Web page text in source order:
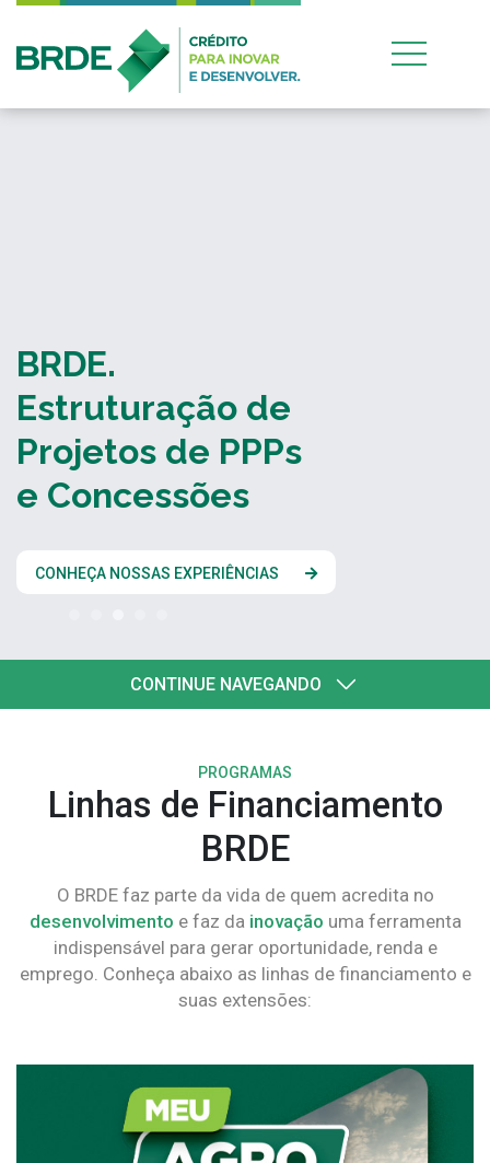
BRDE.
Estruturação de
Projetos de PPPs
e Concessões
CONHEÇA NOSSAS EXPERIÊNCIAS
CONTINUE NAVEGANDO
PROGRAMAS
Linhas de Financiamento
BRDE
O BRDE faz parte da vida de quem acredita no
desenvolvimento e faz da inovação uma ferramenta
indispensável para gerar oportunidade, renda e
emprego. Conheça abaixo as linhas de financiamento e
suas extensões: